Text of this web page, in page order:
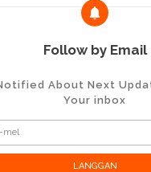
Follow by Email
About Next
Your inbox